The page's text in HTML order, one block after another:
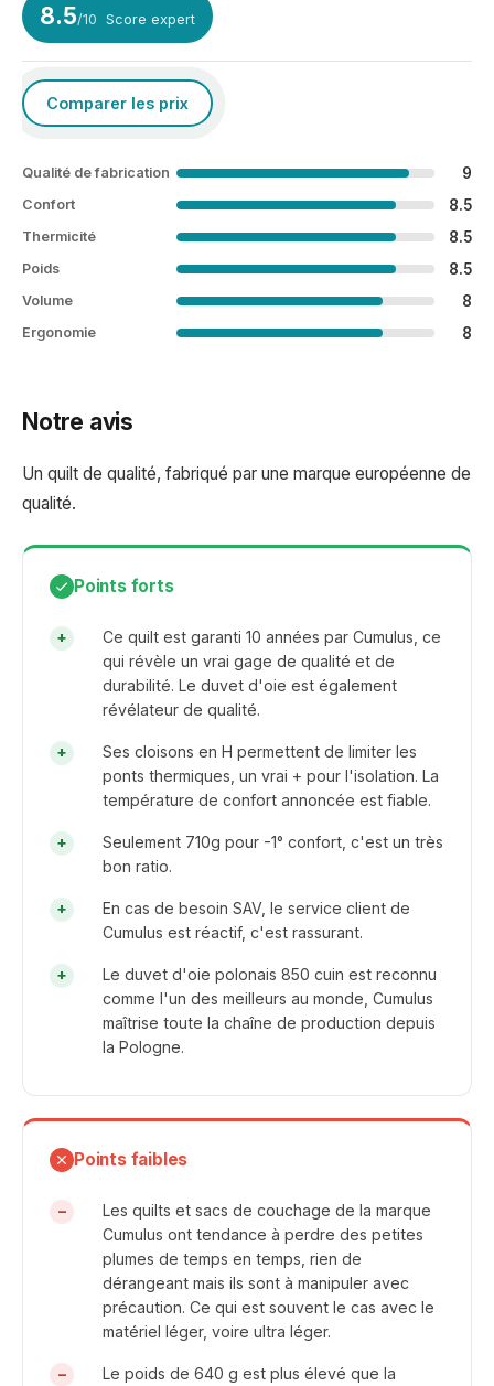
8.5/10 Score expert
Comparer les prix
Qualité de fabrication 9
Confort 8.5
Thermicité 8.5
Poids 8.5
Volume 8
Ergonomie 8
Notre avis
Un quilt de qualité, fabriqué par une marque européenne de
qualité.
Points forts
Ce quilt est garanti 10 années par Cumulus, ce
qui révèle un vrai gage de qualité et de
durabilité. Le duvet d'oie est également
révélateur de qualité.
Ses cloisons en H permettent de limiter les
ponts thermiques, un vrai + pour l'isolation. La
température de confort annoncée est fiable.
Seulement 710g pour -1° confort, c'est un très
bon ratio.
En cas de besoin SAV, le service client de
Cumulus est réactif, c'est rassurant.
Le duvet d'oie polonais 850 cuin est reconnu
comme l'un des meilleurs au monde, Cumulus
maîtrise toute la chaîne de production depuis
la Pologne.
Points faibles
Les quilts et sacs de couchage de la marque
Cumulus ont tendance à perdre des petites
plumes de temps en temps, rien de
dérangeant mais ils sont à manipuler avec
précaution. Ce qui est souvent le cas avec le
matériel léger, voire ultra léger.
Le poids de 640 g est plus élevé que la